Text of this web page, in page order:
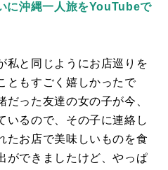
に沖縄一人旅をYouTubeで
私と同じようにお店巡りを
ともすごく嬉しかったで
った友達の女の子が今、
いるので、その子に連絡し
たお店で美味しいものを食
ができましたけど、やっぱ